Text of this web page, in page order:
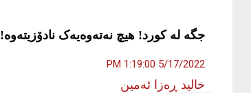
جگە لە کورد! هیچ نەتەوەیەک نادۆزیتەوە!
5/17/2022 1:19:00 PM
خالید ڕەزا ئەمین